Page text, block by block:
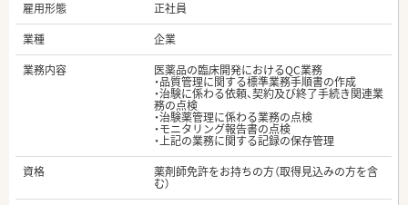
雇用形態
正社員
業種
企業
業務内容
医薬品の臨床開発におけるQC業務
・品質管理に関する標準業務手順書の作成
・治験に係わる依頼、契約及び終了手続き関連業
務の点検
・治験薬管理に係わる業務の点検
・モニタリング報告書の点検
・上記の業務に関する記録の保存管理
資格
薬剤師免許をお持ちの方（取得見込みの方を含
む）